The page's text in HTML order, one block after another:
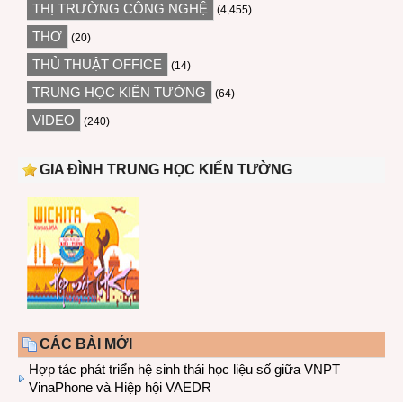
THỊ TRƯỜNG CÔNG NGHỆ (4,455)
THƠ (20)
THỦ THUẬT OFFICE (14)
TRUNG HỌC KIẾN TƯỜNG (64)
VIDEO (240)
GIA ĐÌNH TRUNG HỌC KIẾN TƯỜNG
CÁC BÀI MỚI
Hợp tác phát triển hệ sinh thái học liệu số giữa VNPT
VinaPhone và Hiệp hội VAEDR